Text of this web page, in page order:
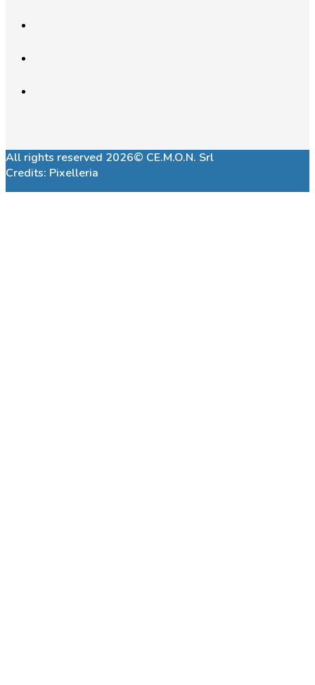
All rights reserved 2026© CE.M.O.N. Srl
Credits: Pixelleria